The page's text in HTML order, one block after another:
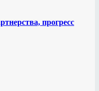
прогресс